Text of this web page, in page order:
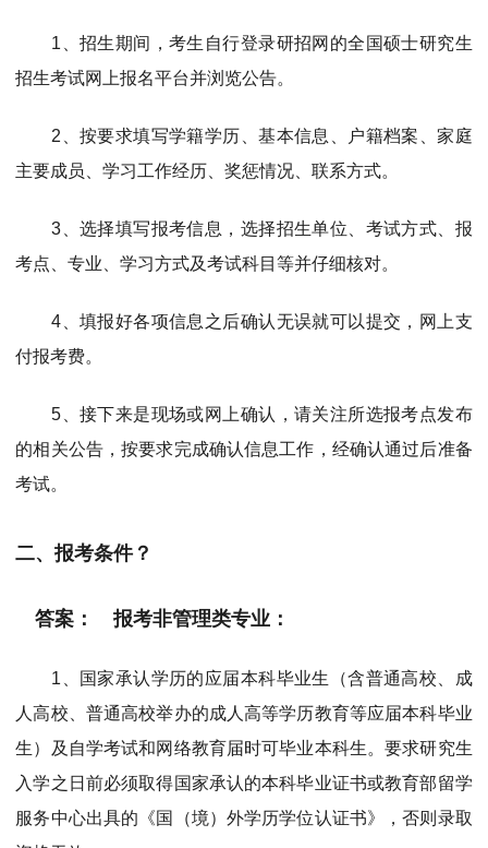
1、招生期间，考生自行登录研招网的全国硕士研究生
招生考试网上报名平台并浏览公告。
2、按要求填写学籍学历、基本信息、户籍档案、家庭
主要成员、学习工作经历、奖惩情况、联系方式。
3、选择填写报考信息，选择招生单位、考试方式、报
考点、专业、学习方式及考试科目等并仔细核对。
4、填报好各项信息之后确认无误就可以提交，网上支
付报考费。
5、接下来是现场或网上确认，请关注所选报考点发布
的相关公告，按要求完成确认信息工作，经确认通过后准备
考试。
二、报考条件？
答案： 报考非管理类专业：
1、国家承认学历的应届本科毕业生（含普通高校、成
人高校、普通高校举办的成人高等学历教育等应届本科毕业
生）及自学考试和网络教育届时可毕业本科生。要求研究生
入学之日前必须取得国家承认的本科毕业证书或教育部留学
服务中心出具的《国（境）外学历学位认证书》，否则录取